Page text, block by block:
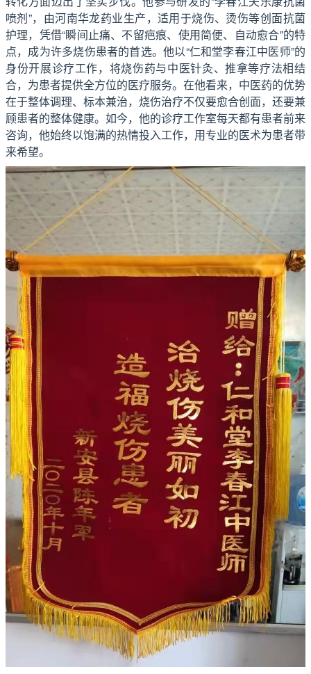
喷剂”，由河南华龙药业生产，适用于烧伤、烫伤等创面抗菌
护理，凭借“瞬间止痛、不留疤痕、使用简便、自动愈合”的特
点，成为许多烧伤患者的首选。他以“仁和堂李春江中医师”的
身份开展诊疗工作，将烧伤药与中医针灸、推拿等疗法相结
合，为患者提供全方位的医疗服务。在他看来，中医药的优势
在于整体调理、标本兼治，烧伤治疗不仅要愈合创面，还要兼
顾患者的整体健康。如今，他的诊疗工作室每天都有患者前来
咨询，他始终以饱满的热情投入工作，用专业的医术为患者带
来希望。